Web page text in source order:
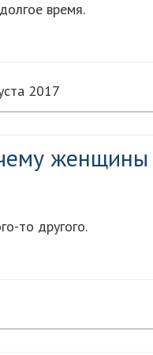
время.
2017
то другого.